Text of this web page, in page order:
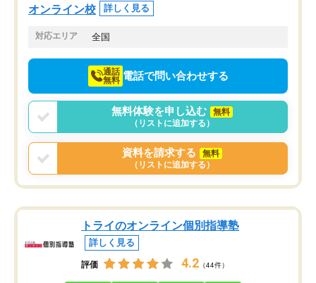
し、お互いを高めあえる環境がありま
オンライン校 詳しく見る
対応エリア 全国
通話
無料 電話で問い合わせする
無料体験を申し込む
無料
（リストに追加する）
資料を請求する
無料
（リストに追加する）
トライのオンライン個別指導塾
詳しく見る
評価 4.2 （44件）